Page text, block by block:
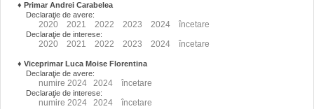
♦ Primar Andrei Carabelea
Declaraţie de avere:
2020 2021 2022 2023 2024 încetare
Declaraţie de interese:
2020 2021 2022 2023 2024 încetare
♦ Viceprimar Luca Moise Florentina
Declaraţie de avere:
numire 2024 2024 încetare
Declaraţie de interese:
numire 2024 2024 încetare